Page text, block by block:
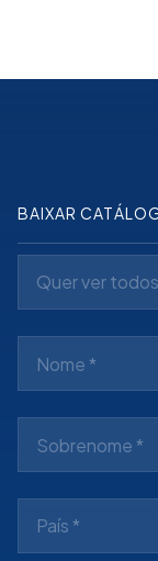
BAIXAR
Quer ver
País *